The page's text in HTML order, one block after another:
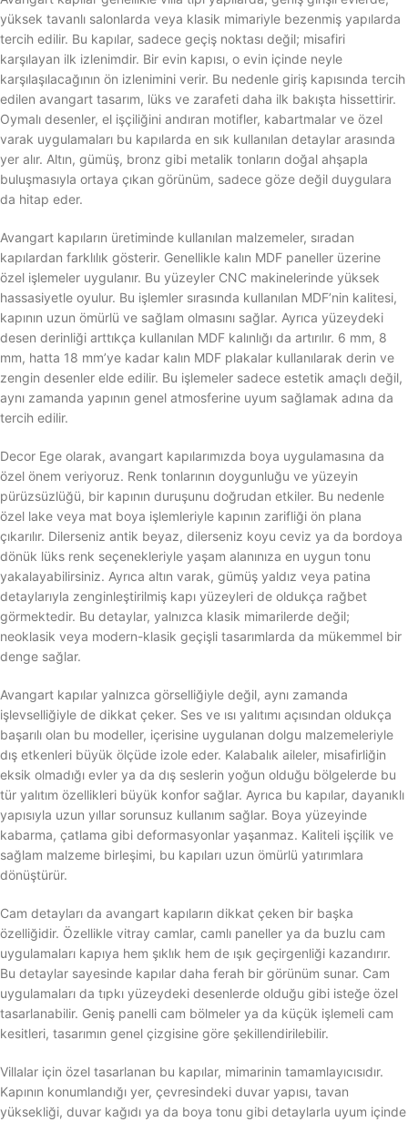
yüksek tavanlı salonlarda veya klasik mimariyle bezenmiş yapılarda
tercih edilir. Bu kapılar, sadece geçiş noktası değil; misafiri
karşılayan ilk izlenimdir. Bir evin kapısı, o evin içinde neyle
karşılaşılacağının ön izlenimini verir. Bu nedenle giriş kapısında tercih
edilen avangart tasarım, lüks ve zarafeti daha ilk bakışta hissettirir.
Oymalı desenler, el işçiliğini andıran motifler, kabartmalar ve özel
varak uygulamaları bu kapılarda en sık kullanılan detaylar arasında
yer alır. Altın, gümüş, bronz gibi metalik tonların doğal ahşapla
buluşmasıyla ortaya çıkan görünüm, sadece göze değil duygulara
da hitap eder.
Avangart kapıların üretiminde kullanılan malzemeler, sıradan
kapılardan farklılık gösterir. Genellikle kalın MDF paneller üzerine
özel işlemeler uygulanır. Bu yüzeyler CNC makinelerinde yüksek
hassasiyetle oyulur. Bu işlemler sırasında kullanılan MDF’nin kalitesi,
kapının uzun ömürlü ve sağlam olmasını sağlar. Ayrıca yüzeydeki
desen derinliği arttıkça kullanılan MDF kalınlığı da artırılır. 6 mm, 8
mm, hatta 18 mm’ye kadar kalın MDF plakalar kullanılarak derin ve
zengin desenler elde edilir. Bu işlemeler sadece estetik amaçlı değil,
aynı zamanda yapının genel atmosferine uyum sağlamak adına da
tercih edilir.
Decor Ege olarak, avangart kapılarımızda boya uygulamasına da
özel önem veriyoruz. Renk tonlarının doygunluğu ve yüzeyin
pürüzsüzlüğü, bir kapının duruşunu doğrudan etkiler. Bu nedenle
özel lake veya mat boya işlemleriyle kapının zarifliği ön plana
çıkarılır. Dilerseniz antik beyaz, dilerseniz koyu ceviz ya da bordoya
dönük lüks renk seçenekleriyle yaşam alanınıza en uygun tonu
yakalayabilirsiniz. Ayrıca altın varak, gümüş yaldız veya patina
detaylarıyla zenginleştirilmiş kapı yüzeyleri de oldukça rağbet
görmektedir. Bu detaylar, yalnızca klasik mimarilerde değil;
neoklasik veya modern-klasik geçişli tasarımlarda da mükemmel bir
denge sağlar.
Avangart kapılar yalnızca görselliğiyle değil, aynı zamanda
işlevselliğiyle de dikkat çeker. Ses ve ısı yalıtımı açısından oldukça
başarılı olan bu modeller, içerisine uygulanan dolgu malzemeleriyle
dış etkenleri büyük ölçüde izole eder. Kalabalık aileler, misafirliğin
eksik olmadığı evler ya da dış seslerin yoğun olduğu bölgelerde bu
tür yalıtım özellikleri büyük konfor sağlar. Ayrıca bu kapılar, dayanıklı
yapısıyla uzun yıllar sorunsuz kullanım sağlar. Boya yüzeyinde
kabarma, çatlama gibi deformasyonlar yaşanmaz. Kaliteli işçilik ve
sağlam malzeme birleşimi, bu kapıları uzun ömürlü yatırımlara
dönüştürür.
Cam detayları da avangart kapıların dikkat çeken bir başka
özelliğidir. Özellikle vitray camlar, camlı paneller ya da buzlu cam
uygulamaları kapıya hem şıklık hem de ışık geçirgenliği kazandırır.
Bu detaylar sayesinde kapılar daha ferah bir görünüm sunar. Cam
uygulamaları da tıpkı yüzeydeki desenlerde olduğu gibi isteğe özel
tasarlanabilir. Geniş panelli cam bölmeler ya da küçük işlemeli cam
kesitleri, tasarımın genel çizgisine göre şekillendirilebilir.
Villalar için özel tasarlanan bu kapılar, mimarinin tamamlayıcısıdır.
Kapının konumlandığı yer, çevresindeki duvar yapısı, tavan
yüksekliği, duvar kağıdı ya da boya tonu gibi detaylarla uyum içinde